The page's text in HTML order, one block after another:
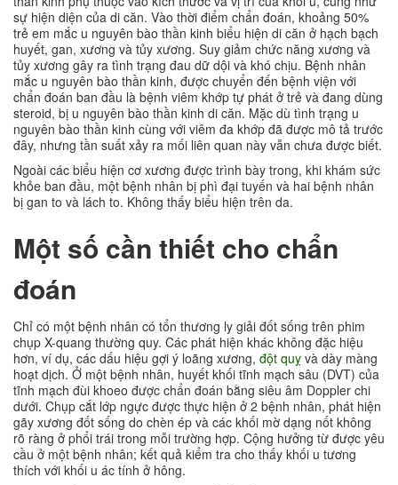
sự hiện diện của di căn. Vào thời điểm chẩn đoán, khoảng 50%
trẻ em mắc u nguyên bào thần kinh biểu hiện di căn ở hạch bạch
huyết, gan, xương và tủy xương. Suy giảm chức năng xương và
tủy xương gây ra tình trạng đau dữ dội và khó chịu. Bệnh nhân
mắc u nguyên bào thần kinh, được chuyển đến bệnh viện với
chẩn đoán ban đầu là bệnh viêm khớp tự phát ở trẻ và đang dùng
steroid, bị u nguyên bào thần kinh di căn. Mặc dù tình trạng u
nguyên bào thần kinh cùng với viêm đa khớp đã được mô tả trước
đây, nhưng tần suất xảy ra mối liên quan này vẫn chưa được biết.
Ngoài các biểu hiện cơ xương được trình bày trong, khi khám sức
khỏe ban đầu, một bệnh nhân bị phì đại tuyến và hai bệnh nhân
bị gan to và lách to. Không thấy biểu hiện trên da.
Một số cần thiết cho chẩn
đoán
Chỉ có một bệnh nhân có tổn thương ly giải đốt sống trên phim
chụp X-quang thường quy. Các phát hiện khác không đặc hiệu
hơn, ví dụ, các dấu hiệu gợi ý loãng xương, đột quỵ và dày màng
hoạt dịch. Ở một bệnh nhân, huyết khối tĩnh mạch sâu (DVT) của
tĩnh mạch đùi khoeo được chẩn đoán bằng siêu âm Doppler chi
dưới. Chụp cắt lớp ngực được thực hiện ở 2 bệnh nhân, phát hiện
gãy xương đốt sống do chèn ép và các khối mờ dạng nốt không
rõ ràng ở phổi trái trong mỗi trường hợp. Cộng hưởng từ được yêu
cầu ở một bệnh nhân; kết quả kiểm tra cho thấy khối u tương
thích với khối u ác tính ở hông.